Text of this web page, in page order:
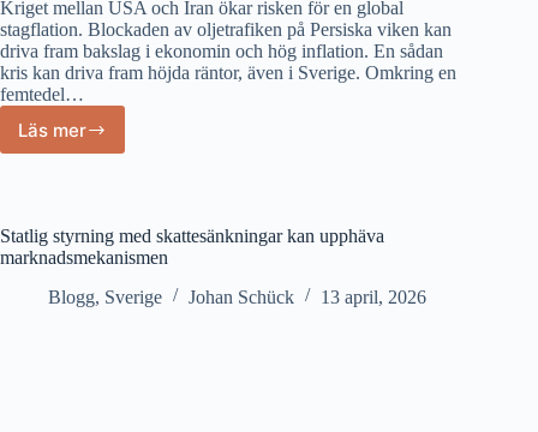
Kriget mellan USA och Iran ökar risken för en global
stagflation. Blockaden av oljetrafiken på Persiska viken kan
driva fram bakslag i ekonomin och hög inflation. En sådan
kris kan driva fram höjda räntor, även i Sverige. Omkring en
femtedel…
Läs merBlockaden
driva
fram
global
Statlig styrning med skattesänkningar kan upphäva
marknadsmekanismen
Blogg, Sverige Johan Schück 13 april, 2026